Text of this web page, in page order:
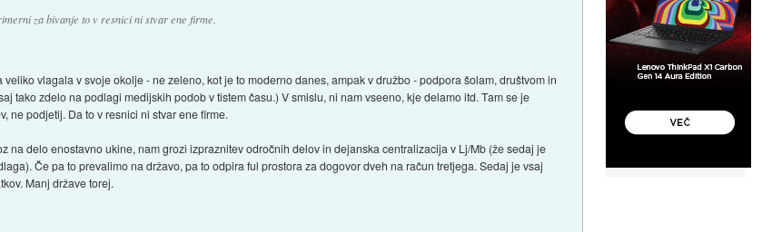
za bivanje to v resnici ni stvar ene firme.
vlagala v svoje okolje - ne zeleno, kot je to moderno danes, ampak v družbo - podpora šolam, društvom in
tako zdelo na podlagi medijskih podob v tistem času.) V smislu, ni nam vseeno, kje delamo itd. Tam se je
ne podjetij. Da to v resnici ni stvar ene firme.
na delo enostavno ukine, nam grozi izpraznitev odročnih delov in dejanska centralizacija v Lj/Mb (že sedaj je
Če pa to prevalimo na državo, pa to odpira ful prostora za dogovor dveh na račun tretjega. Sedaj je vsaj
Manj države torej.